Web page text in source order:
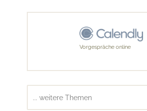
Vorgespräche online